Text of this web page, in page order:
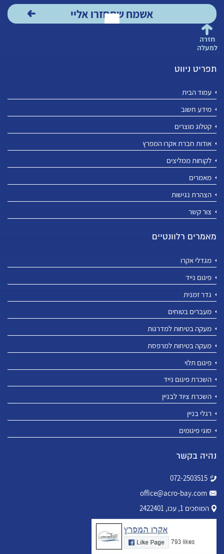
חזרה
למעלה
תפריט ניווט
עמוד הבית
מידע חשוב
קטלוג מוצרים
אודות חברת אקרו המפרץ
לקוחות ממליצים
מאמרים
הצהרת נגישות
צור קשר
מאמרים רלוונטיים
מגדלי אקרו
פיגום נייד
גדר זמנית
מעברים בטוחים
מעקה בטיחות למדרגות
מעקה בטיחות למרפסת
פיגום תלוי
השכרת פיגום נייד
השכרת ציוד לבניין
רגלי בניין
סוגי פיגומים
נהיה בקשר
072-2503515
office@acro-bay.com
המוסכים 1, עכו, 2422401